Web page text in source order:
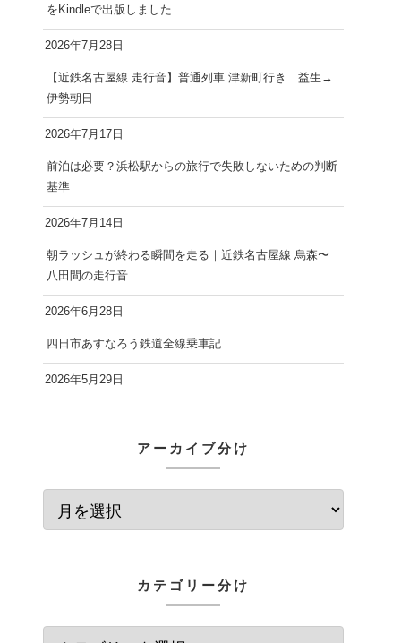
をKindleで出版しました
2026年7月28日
【近鉄名古屋線 走行音】普通列車 津新町行き 益生→
伊勢朝日
2026年7月17日
前泊は必要？浜松駅からの旅行で失敗しないための判断
基準
2026年7月14日
朝ラッシュが終わる瞬間を走る｜近鉄名古屋線 烏森〜
八田間の走行音
2026年6月28日
四日市あすなろう鉄道全線乗車記
2026年5月29日
アーカイブ分け
カテゴリー分け